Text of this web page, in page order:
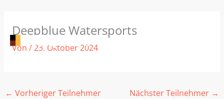
Inhalt
springen
Deepblue Watersports
Von /23. Oktober 2024
← Vorheriger Teilnehmer Nächster Teilnehmer →